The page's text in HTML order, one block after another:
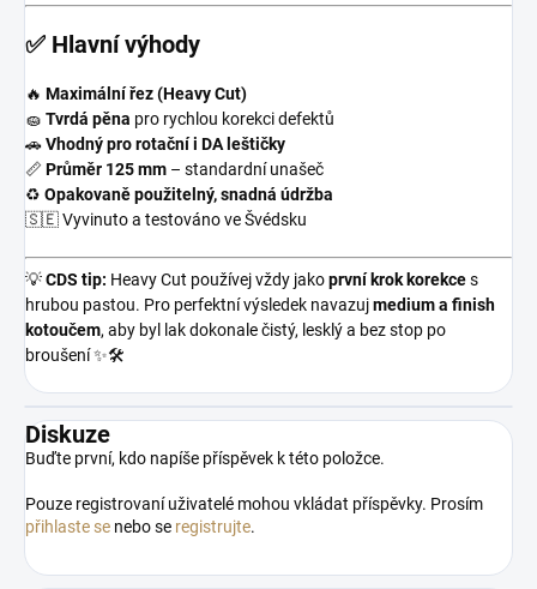
✅ Hlavní výhody
🔥 Maximální řez (Heavy Cut)
🧽 Tvrdá pěna pro rychlou korekci defektů
🚗Vhodný pro rotační i DA leštičky
📏 Průměr 125 mm – standardní unašeč
♻️ Opakovaně použitelný, snadná údržba
🇸🇪 Vyvinuto a testováno ve Švédsku
💡CDS tip: Heavy Cut používej vždy jakoprvní krok korekces
hrubou pastou. Pro perfektní výsledek navazujmedium a finish
kotoučem, aby byl lak dokonale čistý, lesklý a bez stop po
broušení ✨🛠️
Diskuze
Buďte první, kdo napíše příspěvek k této položce.
Pouze registrovaní uživatelé mohou vkládat příspěvky. Prosím
přihlaste se nebo se registrujte.